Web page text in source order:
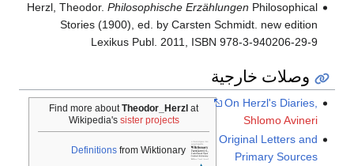
Herzl, Theodor. Philosophische Erzählungen Philosophical
Stories (1900), ed. by Carsten Schmidt. new edition
Lexikus Publ. 2011, ISBN 978-3-940206-29-9
وصلات خارجية
Find more aboutTheodor_Herzl at
Wikipedia's sister projects
Definitions from Wiktionary
On Herzl's Diaries,
Shlomo Avineri
Original Letters and
Primary Sources